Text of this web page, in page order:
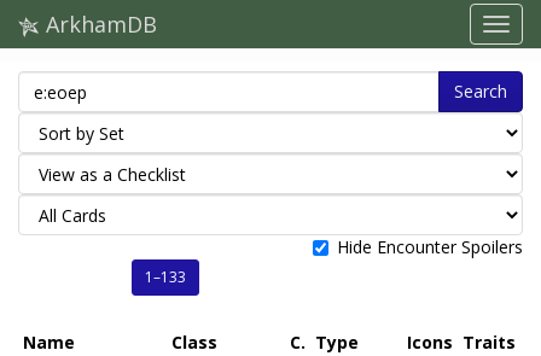
ArkhamDB
Search
Hide Encounter Spoilers
1–133
Name Class C. Type Icons Traits